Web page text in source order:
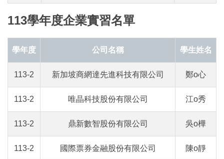
113學年度企業實習名單
學年度 公司名稱 學生姓名
113-2 新加坡商網達先進科技有限公司 鄭o心
113-2 唯晶科技股份有限公司 江o秀
113-2 鼎新數智股份有限公司 吳o樺
113-2 國際票券金融股份有限公司 陳o靜